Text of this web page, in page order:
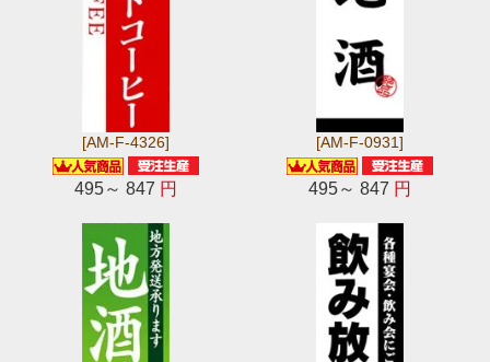
[AM-F-4326]
495～ 847 円
[AM-F-0931]
495～ 847 円